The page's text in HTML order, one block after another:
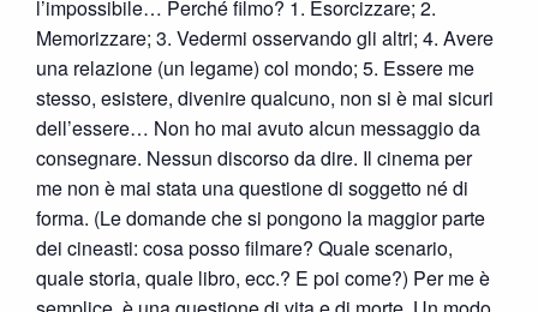
l’impossibile… Perché filmo? 1. Esorcizzare; 2.
Memorizzare; 3. Vedermi osservando gli altri; 4. Avere
una relazione (un legame) col mondo; 5. Essere me
stesso, esistere, divenire qualcuno, non si è mai sicuri
dell’essere… Non ho mai avuto alcun messaggio da
consegnare. Nessun discorso da dire. Il cinema per
me non è mai stata una questione di soggetto né di
forma. (Le domande che si pongono la maggior parte
dei cineasti: cosa posso filmare? Quale scenario,
quale storia, quale libro, ecc.? E poi come?) Per me è